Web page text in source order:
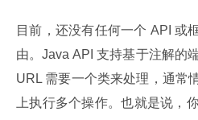
目前，还没有任何一个 API 或
由。Java API 支持基于注解的
URL 需要一个类来处理，通常
上执行多个操作。也就是说，